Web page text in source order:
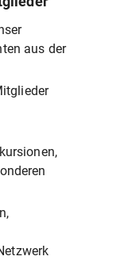
aus der